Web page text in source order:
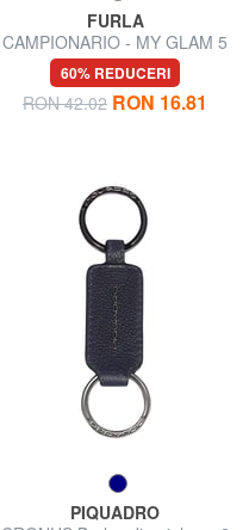
FURLA
CAMPIONARIO - MY GLAM 5
Bijuterii breloc
60% REDUCERI
RON 42.02 RON 16.81
PIQUADRO